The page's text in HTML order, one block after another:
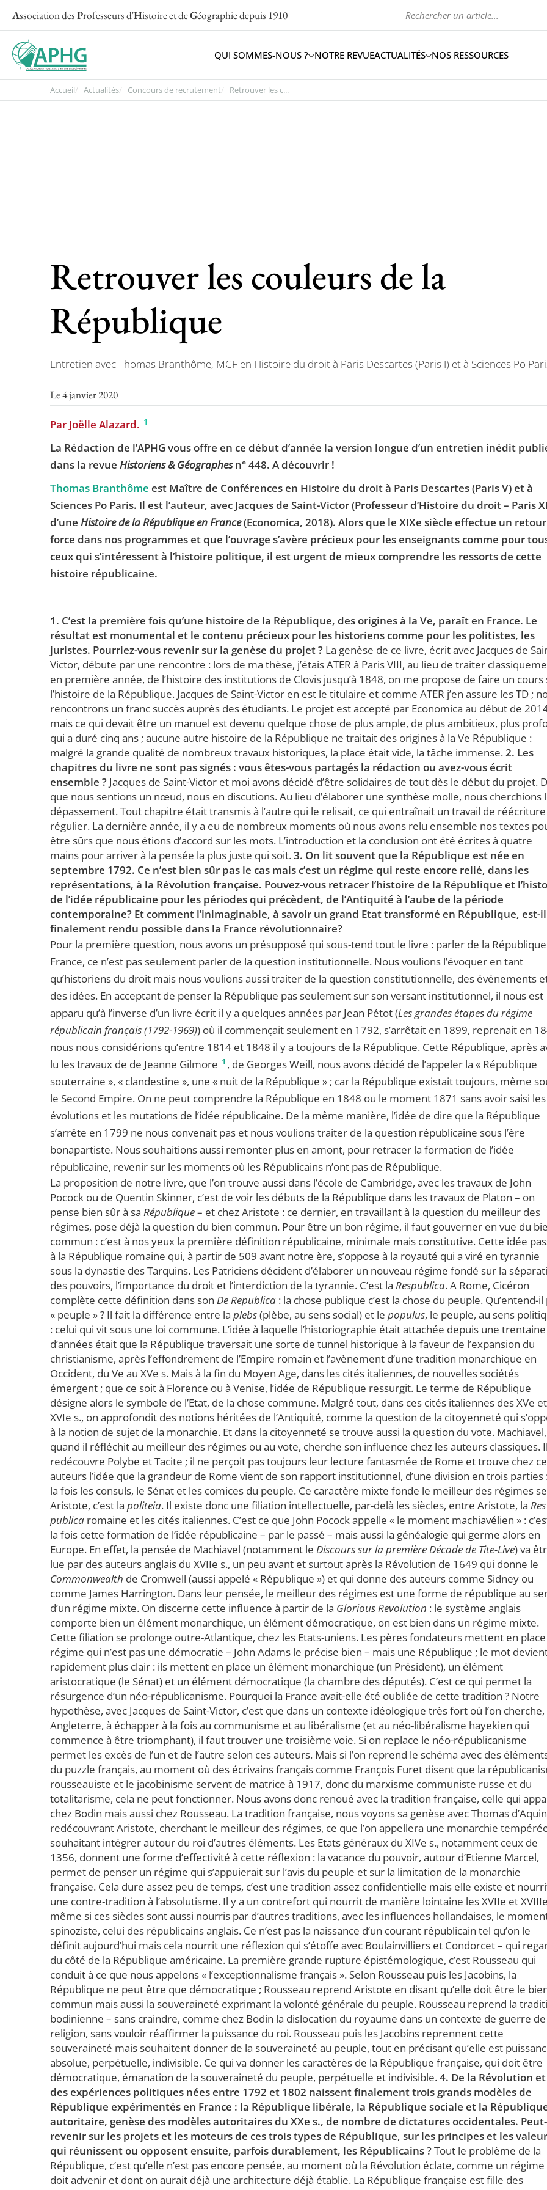
Association desProfesseurs d'Histoire et deGéographiedepuis 1910
QUI SOMMES-NOUS ? NOTRE REVUEACTUALITÉS NOS RESSOURCES
Accueil Actualités Concours de recrutement Retrouver les c...
Retrouver les couleurs de la
République
Entretien avec Thomas Branthôme, MCF en Histoire du droit à Paris Descartes (Paris I) et à Sciences Po
Le 4 janvier 2020
Par Joëlle Alazard. 1
La Rédaction de l’APHG vous offre en ce début d’année la version longue d’un entretien inédit
dans la revue Historiens & Géographesn° 448. A découvrir !
Thomas Branthôme est Maître de Conférences en Histoire du droit à Paris Descartes (Paris V) et à
Sciences Po Paris. Il est l’auteur, avec Jacques de Saint-Victor (Professeur d’Histoire du droit – Paris
d’une Histoire de la République en France(Economica, 2018). Alors que le XIXe siècle effectue un
force dans nos programmes et que l’ouvrage s’avère précieux pour les enseignants comme pour
ceux qui s’intéressent à l’histoire politique, il est urgent de mieux comprendre les ressorts de cette
histoire républicaine.
1. C’est la première fois qu’une histoire de la République, des origines à la Ve, paraît en France. Le
résultat est monumental et le contenu précieux pour les historiens comme pour les politistes, les
juristes. Pourriez-vous revenir sur la genèse du projet ? La genèse de ce livre, écrit avec Jacques de
Victor, débute par une rencontre : lors de ma thèse, j’étais ATER à Paris VIII, au lieu de traiter
en première année, de l’histoire des institutions de Clovis jusqu’à 1848, on me propose de faire un cours
l’histoire de la République. Jacques de Saint-Victor en est le titulaire et comme ATER j’en assure les TD ;
rencontrons un franc succès auprès des étudiants. Le projet est accepté par Economica au début de
mais ce qui devait être un manuel est devenu quelque chose de plus ample, de plus ambitieux, plus
qui a duré cinq ans ; aucune autre histoire de la République ne traitait des origines à la Ve République :
malgré la grande qualité de nombreux travaux historiques, la place était vide, la tâche immense.2. Les
chapitres du livre ne sont pas signés : vous êtes-vous partagés la rédaction ou avez-vous écrit
ensemble ? Jacques de Saint-Victor et moi avons décidé d’être solidaires de tout dès le début du projet.
que nous sentions un nœud, nous en discutions. Au lieu d’élaborer une synthèse molle, nous cherchions
dépassement. Tout chapitre était transmis à l’autre qui le relisait, ce qui entraînait un travail de réécriture
régulier. La dernière année, il y a eu de nombreux moments où nous avons relu ensemble nos textes
être sûrs que nous étions d’accord sur les mots. L’introduction et la conclusion ont été écrites à quatre
mains pour arriver à la pensée la plus juste qui soit.3. On lit souvent que la République est née en
septembre 1792. Ce n’est bien sûr pas le cas mais c’est un régime qui reste encore relié, dans les
représentations, à la Révolution française. Pouvez-vous retracer l’histoire de la République et
de l’idée républicaine pour les périodes qui précèdent, de l’Antiquité à l’aube de la période
contemporaine? Et comment l’inimaginable, à savoir un grand Etat transformé en République, est-il
finalement rendu possible dans la France révolutionnaire?
Pour la première question, nous avons un présupposé qui sous-tend tout le livre : parler de la
France, ce n’est pas seulement parler de la question institutionnelle. Nous voulions l’évoquer en tant
qu’historiens du droit mais nous voulions aussi traiter de la question constitutionnelle, des événements
des idées. En acceptant de penser la République pas seulement sur son versant institutionnel, il nous est
apparu qu’à l’inverse d’un livre écrit il y a quelques années par Jean Pétot (Les grandes étapes du régime
républicain français (1792-1969)) où il commençait seulement en 1792, s’arrêtait en 1899, reprenait en
nous nous considérions qu’entre 1814 et 1848 il y a toujours de la République. Cette République, après
lu les travaux de de Jeanne Gilmore 1 , de Georges Weill, nous avons décidé de l’appeler la « République
souterraine », « clandestine », une « nuit de la République » ; car la République existait toujours, même
le Second Empire. On ne peut comprendre la République en 1848 ou le moment 1871 sans avoir saisi les
évolutions et les mutations de l’idée républicaine. De la même manière, l’idée de dire que la République
s’arrête en 1799 ne nous convenait pas et nous voulions traiter de la question républicaine sous l’ère
bonapartiste. Nous souhaitions aussi remonter plus en amont, pour retracer la formation de l’idée
républicaine, revenir sur les moments où les Républicains n’ont pas de République.
La proposition de notre livre, que l’on trouve aussi dans l’école de Cambridge, avec les travaux de John
Pocock ou de Quentin Skinner, c’est de voir les débuts de la République dans les travaux de Platon – on
pense bien sûr à sa République– et chez Aristote : ce dernier, en travaillant à la question du meilleur des
régimes, pose déjà la question du bien commun. Pour être un bon régime, il faut gouverner en vue du
commun : c’est à nos yeux la première définition républicaine, minimale mais constitutive. Cette idée
à la République romaine qui, à partir de 509 avant notre ère, s’oppose à la royauté qui a viré en tyrannie
sous la dynastie des Tarquins. Les Patriciens décident d’élaborer un nouveau régime fondé sur la
des pouvoirs, l’importance du droit et l’interdiction de la tyrannie. C’est la Respublica. A Rome, Cicéron
complète cette définition dans son De Republica : la chose publique c’est la chose du peuple. Qu’entend-il
« peuple » ? Il fait la différence entre la plebs(plèbe, au sens social) et le populus, le peuple, au sens
: celui qui vit sous une loi commune. L’idée à laquelle l’historiographie était attachée depuis une trentaine
d’années était que la République traversait une sorte de tunnel historique à la faveur de l’expansion du
christianisme, après l’effondrement de l’Empire romain et l’avènement d’une tradition monarchique en
Occident, du Ve au XVe s. Mais à la fin du Moyen Age, dans les cités italiennes, de nouvelles sociétés
émergent ; que ce soit à Florence ou à Venise, l’idée de République ressurgit. Le terme de République
désigne alors le symbole de l’Etat, de la chose commune. Malgré tout, dans ces cités italiennes des XVe et
XVIe s., on approfondit des notions héritées de l’Antiquité, comme la question de la citoyenneté qui
à la notion de sujet de la monarchie. Et dans la citoyenneté se trouve aussi la question du vote. Machiavel,
quand il réfléchit au meilleur des régimes ou au vote, cherche son influence chez les auteurs classiques. Il
redécouvre Polybe et Tacite ; il ne perçoit pas toujours leur lecture fantasmée de Rome et trouve chez
auteurs l’idée que la grandeur de Rome vient de son rapport institutionnel, d’une division en trois parties
la fois les consuls, le Sénat et les comices du peuple. Ce caractère mixte fonde le meilleur des régimes
Aristote, c’est la politeia. Il existe donc une filiation intellectuelle, par-delà les siècles, entre Aristote, la Res
publica romaine et les cités italiennes. C’est ce que John Pocock appelle « le moment machiavélien » :
la fois cette formation de l’idée républicaine – par le passé – mais aussi la généalogie qui germe alors en
Europe. En effet, la pensée de Machiavel (notamment le Discours sur la première Décade de Tite-Live) va
lue par des auteurs anglais du XVIIe s., un peu avant et surtout après la Révolution de 1649 qui donne le
Commonwealth de Cromwell (aussi appelé « République ») et qui donne des auteurs comme Sidney ou
comme James Harrington. Dans leur pensée, le meilleur des régimes est une forme de république au
d’un régime mixte. On discerne cette influence à partir de la Glorious Revolution : le système anglais
comporte bien un élément monarchique, un élément démocratique, on est bien dans un régime mixte.
Cette filiation se prolonge outre-Atlantique, chez les Etats-uniens. Les pères fondateurs mettent en
régime qui n’est pas une démocratie – John Adams le précise bien – mais une République ; le mot
rapidement plus clair : ils mettent en place un élément monarchique (un Président), un élément
aristocratique (le Sénat) et un élément démocratique (la chambre des députés). C’est ce qui permet la
résurgence d’un néo-républicanisme. Pourquoi la France avait-elle été oubliée de cette tradition ? Notre
hypothèse, avec Jacques de Saint-Victor, c’est que dans un contexte idéologique très fort où l’on cherche,
Angleterre, à échapper à la fois au communisme et au libéralisme (et au néo-libéralisme hayekien qui
commence à être triomphant), il faut trouver une troisième voie. Si on replace le néo-républicanisme
permet les excès de l’un et de l’autre selon ces auteurs. Mais si l’on reprend le schéma avec des
du puzzle français, au moment où des écrivains français comme François Furet disent que la
rousseauiste et le jacobinisme servent de matrice à 1917, donc du marxisme communiste russe et du
totalitarisme, cela ne peut fonctionner. Nous avons donc renoué avec la tradition française, celle qui
chez Bodin mais aussi chez Rousseau. La tradition française, nous voyons sa genèse avec Thomas d’Aquin
redécouvrant Aristote, cherchant le meilleur des régimes, ce que l’on appellera une monarchie
souhaitant intégrer autour du roi d’autres éléments. Les Etats généraux du XIVe s., notamment ceux de
1356, donnent une forme d’effectivité à cette réflexion : la vacance du pouvoir, autour d’Etienne Marcel,
permet de penser un régime qui s’appuierait sur l’avis du peuple et sur la limitation de la monarchie
française. Cela dure assez peu de temps, c’est une tradition assez confidentielle mais elle existe et
une contre-tradition à l’absolutisme. Il y a un contrefort qui nourrit de manière lointaine les XVIIe et
même si ces siècles sont aussi nourris par d’autres traditions, avec les influences hollandaises, le
spinoziste, celui des républicains anglais. Ce n’est pas la naissance d’un courant républicain tel qu’on le
définit aujourd’hui mais cela nourrit une réflexion qui s’étoffe avec Boulainvilliers et Condorcet – qui
du côté de la République américaine. La première grande rupture épistémologique, c’est Rousseau qui
conduit à ce que nous appelons « l’exceptionnalisme français ». Selon Rousseau puis les Jacobins, la
République ne peut être que démocratique ; Rousseau reprend Aristote en disant qu’elle doit être le
commun mais aussi la souveraineté exprimant la volonté générale du peuple. Rousseau reprend la
bodinienne – sans craindre, comme chez Bodin la dislocation du royaume dans un contexte de guerre de
religion, sans vouloir réaffirmer la puissance du roi. Rousseau puis les Jacobins reprennent cette
souveraineté mais souhaitent donner de la souveraineté au peuple, tout en précisant qu’elle est
absolue, perpétuelle, indivisible. Ce qui va donner les caractères de la République française, qui doit être
démocratique, émanation de la souveraineté du peuple, perpétuelle et indivisible.4. De la Révolution et
des expériences politiques nées entre 1792 et 1802 naissent finalement trois grands modèles de
République expérimentés en France : la République libérale, la République sociale et la
autoritaire, genèse des modèles autoritaires du XXe s., de nombre de dictatures occidentales.
revenir sur les projets et les moteurs de ces trois types de République, sur les principes et les
qui réunissent ou opposent ensuite, parfois durablement, les Républicains ?Tout le problème de la
République, c’est qu’elle n’est pas encore pensée, au moment où la Révolution éclate, comme un régime
doit advenir et dont on aurait déjà une architecture déjà établie. La République française est fille des